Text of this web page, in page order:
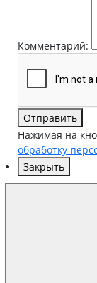
Комментарий:
Отправить
Нажимая на
обработку
Закрыть